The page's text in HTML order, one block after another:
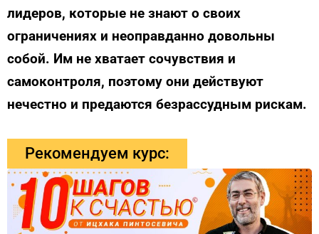
лидеров, которые не знают о своих
ограничениях и неоправданно довольны
собой. Им не хватает сочувствия и
самоконтроля, поэтому они действуют
нечестно и предаются безрассудным рискам.
Рекомендуем курс: